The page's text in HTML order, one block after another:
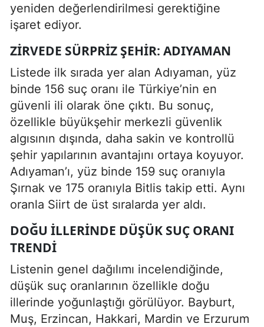
yeniden değerlendirilmesi gerektiğine
işaret ediyor.
ZIRVEDE SÜRPRIZ ŞEHIR: ADIYAMAN
Listede ilk sırada yer alan Adıyaman, yüz
binde 156 suç oranı ile Türkiye’nin en
güvenli ili olarak öne çıktı. Bu sonuç,
özellikle büyükşehir merkezli güvenlik
algısının dışında, daha sakin ve kontrollü
şehir yapılarının avantajını ortaya koyuyor.
Adıyaman’ı, yüz binde 159 suç oranıyla
Şırnak ve 175 oranıyla Bitlis takip etti. Aynı
oranla Siirt de üst sıralarda yer aldı.
DOĞU ILLERINDE DÜŞÜK SUÇ ORANI
TRENDI
Listenin genel dağılımı incelendiğinde,
düşük suç oranlarının özellikle doğu
illerinde yoğunlaştığı görülüyor. Bayburt,
Muş, Erzincan, Hakkari, Mardin ve Erzurum